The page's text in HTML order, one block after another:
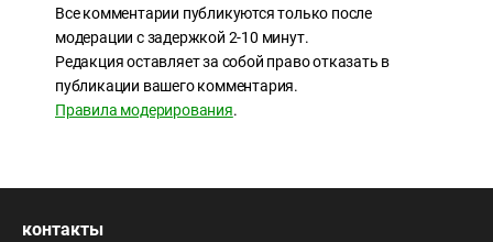
Все комментарии публикуются только после
модерации с задержкой 2-10 минут.
Редакция оставляет за собой право отказать в
публикации вашего комментария.
Правила модерирования.
контакты